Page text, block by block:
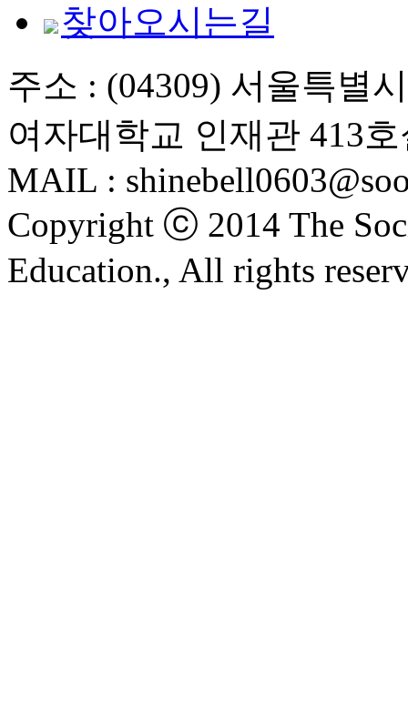
찾아오시는길
주소 : (04309) 서울특별
여자대학교 인재관 413
MAIL :
Copyright ⓒ 2014 The
Education., All rights